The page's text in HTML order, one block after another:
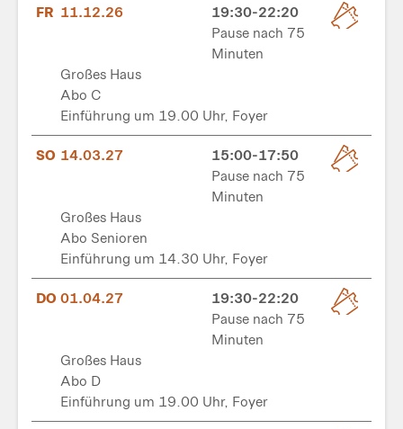
FR 11.12.26
19:30-22:20
Pause nach 75
Minuten
Großes Haus
Abo C
Einführung um 19.00 Uhr, Foyer
SO 14.03.27
15:00-17:50
Pause nach 75
Minuten
Großes Haus
Abo Senioren
Einführung um 14.30 Uhr, Foyer
DO 01.04.27
19:30-22:20
Pause nach 75
Minuten
Großes Haus
Abo D
Einführung um 19.00 Uhr, Foyer